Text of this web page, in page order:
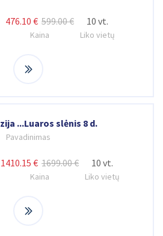
476.10 € 599.00 €
Kaina
10 vt.
Liko vietų
...Luaros slėnis 8 d.
Pavadinimas
1410.15 € 1699.00 €
Kaina
10 vt.
Liko vietų